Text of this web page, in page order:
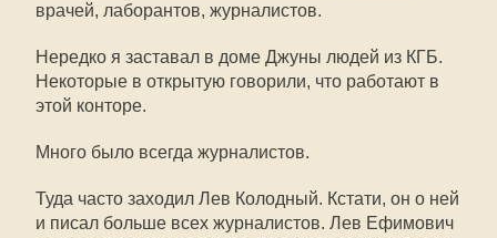
врачей, лаборантов, журналистов.
Нередко я заставал в доме Джуны людей из КГБ.
Некоторые в открытую говорили, что работают в
этой конторе.
Много было всегда журналистов.
Туда часто заходил Лев Колодный. Кстати, он о ней
и писал больше всех журналистов. Лев Ефимович